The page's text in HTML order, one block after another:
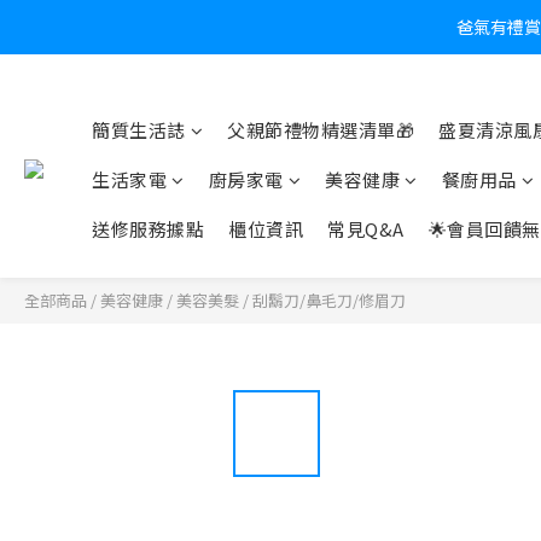
爸氣有禮
簡質生活誌 父親節禮物精選清單🎁
盛夏清涼
生活家電
廚房家電 美容健康
餐廚用品
送修服務據點
櫃位資訊 常見Q&A 🌟會員回饋
全部商品 / 美容健康 / 美容美髮 /刮鬍刀/鼻毛刀/修眉刀